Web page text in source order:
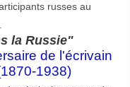
russes au
la Russie"
de l'écrivain
1938)